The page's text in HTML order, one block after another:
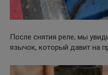
После снятия реле, мы
язычок, который давит на